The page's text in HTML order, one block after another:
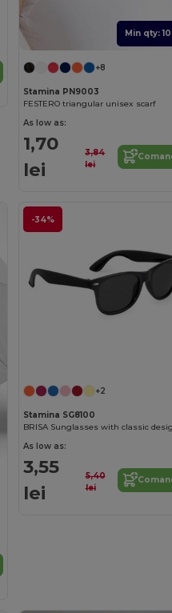
Min qty:
+8
Stamina PN9003
FESTERO triangular unisex scarf
As low as:
1,70
lei
3,84
lei
-34%
+2
Stamina SG8100
As low as:
3,55
lei
5,40
lei